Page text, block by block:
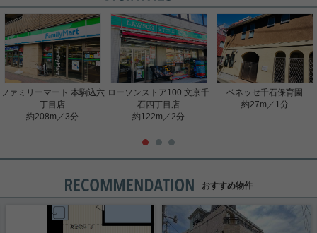
ファミリーマート 本駒込六
丁目店
約208m／3分
ローソンストア100 文京千
石四丁目店
約122m／2分
ベネッセ千石保育園
約27m／1分
おすすめ物件